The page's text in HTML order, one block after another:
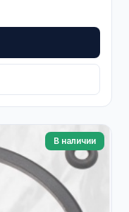
В наличии